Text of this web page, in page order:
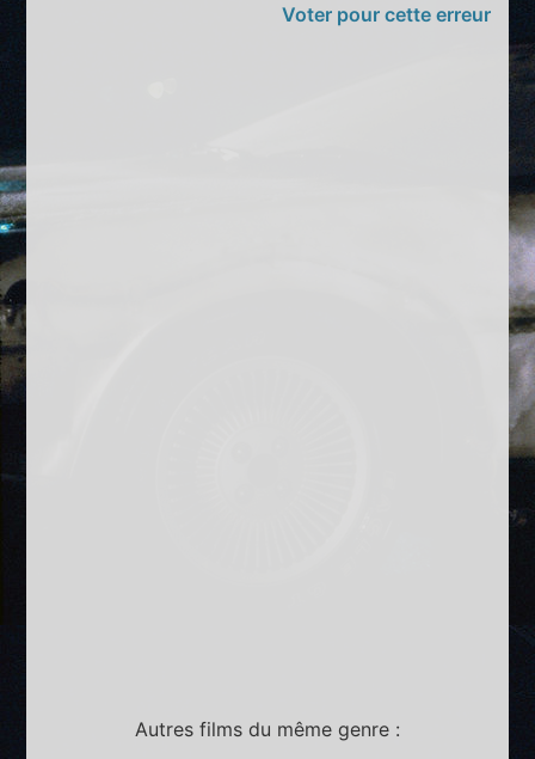
Voter pour cette erreur
Autres films du même genre :